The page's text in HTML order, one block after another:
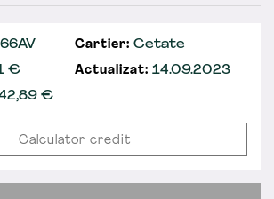
Cartier: Cetate
€ Actualizat: 14.09.2023
€
Calculator credit